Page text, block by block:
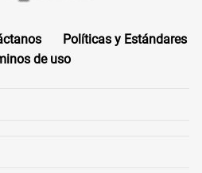
Políticas y Estándares
de uso